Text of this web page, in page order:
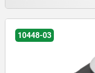
10448-03